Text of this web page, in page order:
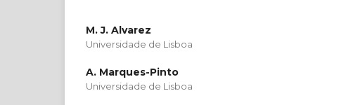
M. J. Alvarez
Universidade de Lisboa
A. Marques-Pinto
Universidade de Lisboa